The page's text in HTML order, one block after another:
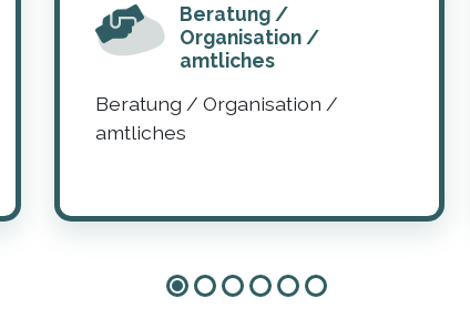
Beratung /
Organisation /
amtliches
Beratung / Organisation /
amtliches